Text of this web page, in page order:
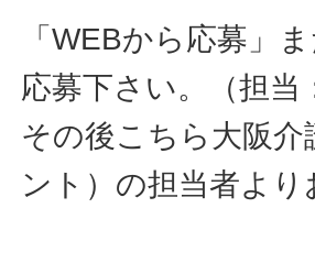
「WEBから応募」
応募下さい。（担当
その後こちら大阪
ント）の担当者よ